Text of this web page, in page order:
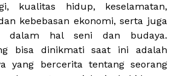
kualitas hidup, keselamatan,
kebebasan ekonomi, serta juga
dalam hal seni dan budaya.
bisa dinikmati saat ini adalah
yang bercerita tentang seorang